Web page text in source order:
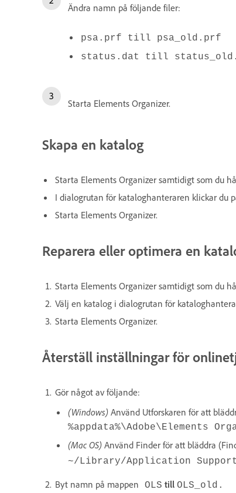
Ändra namn på följande filer:
psa.prf till psa_old.prf
status.dat till
Starta Elements Organizer.
Skapa en katalog
Starta Elements Organizer samtidigt som du
I dialogrutan för kataloghanteraren klickar du
Starta Elements Organizer.
Reparera eller optimera en
Starta Elements Organizer samtidigt som du
Välj en katalog i dialogrutan för
Starta Elements Organizer.
Återställ inställningar för
Gör något av följande:
(Windows) Använd Utforskaren för att
%appdata%\Adobe\Elements
(Mac OS) Använd Finder för att bläddra
~/Library/Application
Byt namn på mappen OLS till OLS_old.